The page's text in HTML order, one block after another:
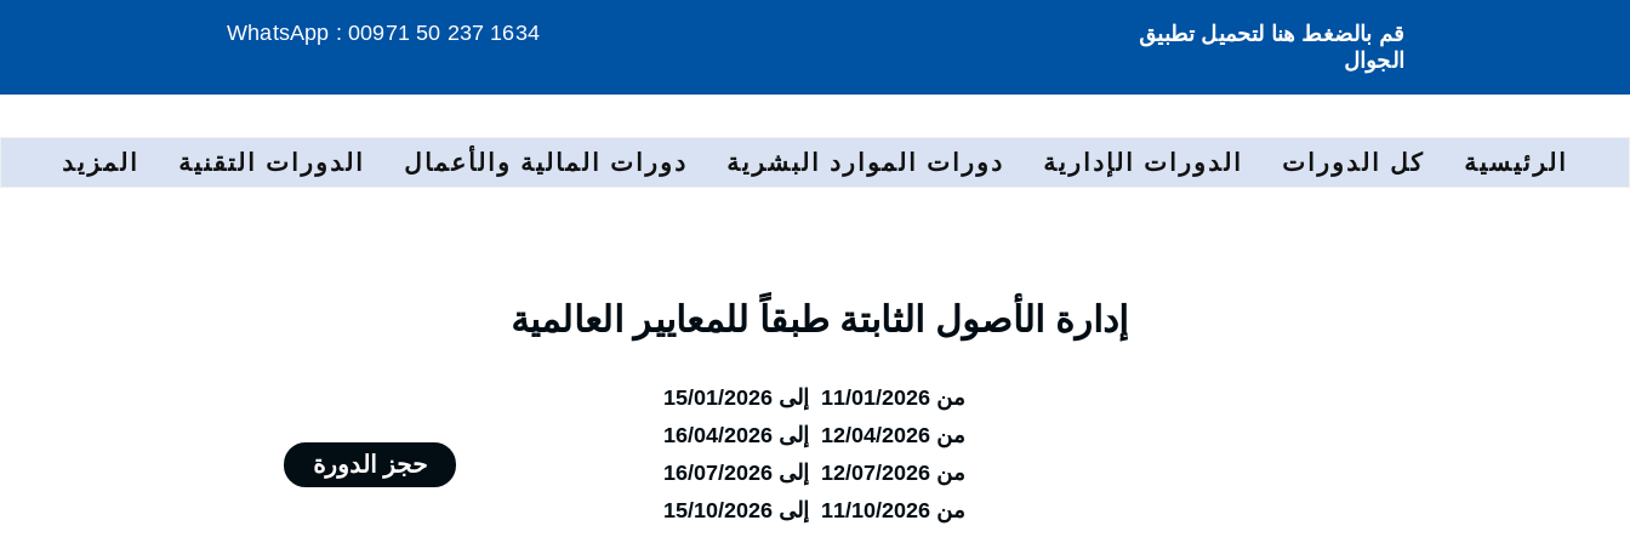
WhatsApp : 00971 50 237 1634
قم بالضغط هنا لتحميل تطبيق
الجوال
الرئيسية كل الدورات الدورات الإدارية دورات الموارد البشرية دورات المالية والأعمال الدورات التقنية المزيد
إدارة الأصول الثابتة طبقاً للمعايير العالمية
حجز الدورة
من 11/01/2026 إلى 15/01/2026
من 12/04/2026 إلى 16/04/2026
من 12/07/2026 إلى 16/07/2026
من 11/10/2026 إلى 15/10/2026